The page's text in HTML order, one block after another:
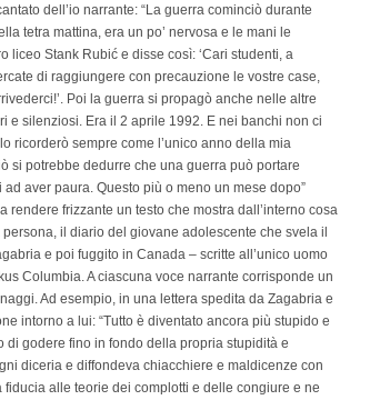
dell’io narrante: “La guerra cominciò durante
tetra mattina, era un po’ nervosa e le mani le
liceo Stank Rubić e disse così: ‘Cari studenti, a
di raggiungere con precauzione le vostre case,
Poi la guerra si propagò anche nelle altre
e silenziosi. Era il 2 aprile 1992. E nei banchi non ci
ricorderò sempre come l’unico anno della mia
si potrebbe dedurre che una guerra può portare
aver paura. Questo più o meno un mese dopo”
frizzante un testo che mostra dall’interno cosa
il diario del giovane adolescente che svela il
e poi fuggito in Canada – scritte all’unico uomo
Columbia. A ciascuna voce narrante corrisponde un
Ad esempio, in una lettera spedita da Zagabria e
intorno a lui: “Tutto è diventato ancora più stupido e
di godere fino in fondo della propria stupidità e
diceria e diffondeva chiacchiere e maldicenze con
alle teorie dei complotti e delle congiure e ne